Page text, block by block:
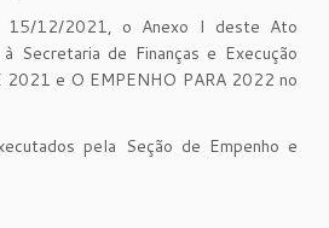
15/12/2021, o Anexo I deste Ato
Secretaria de Finanças e Execução
2021 e O EMPENHO PARA 2022 no
pela Seção de Empenho e